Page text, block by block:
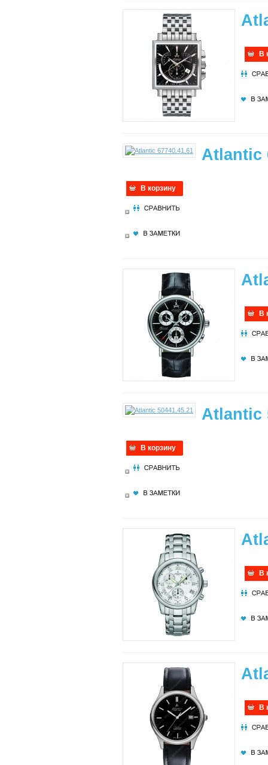
В
Atlantic
В корзину
В
Atlantic
В корзину
В
В